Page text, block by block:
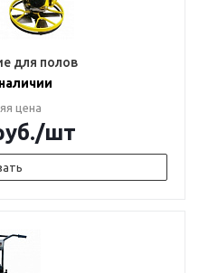
для полов
цена
/шт